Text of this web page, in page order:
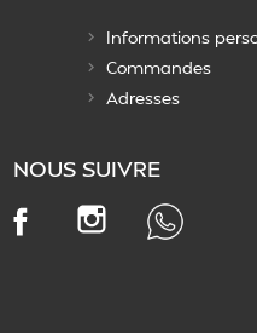
Informations
Commandes
Adresses
NOUS SUIVRE
Facebook Instagram